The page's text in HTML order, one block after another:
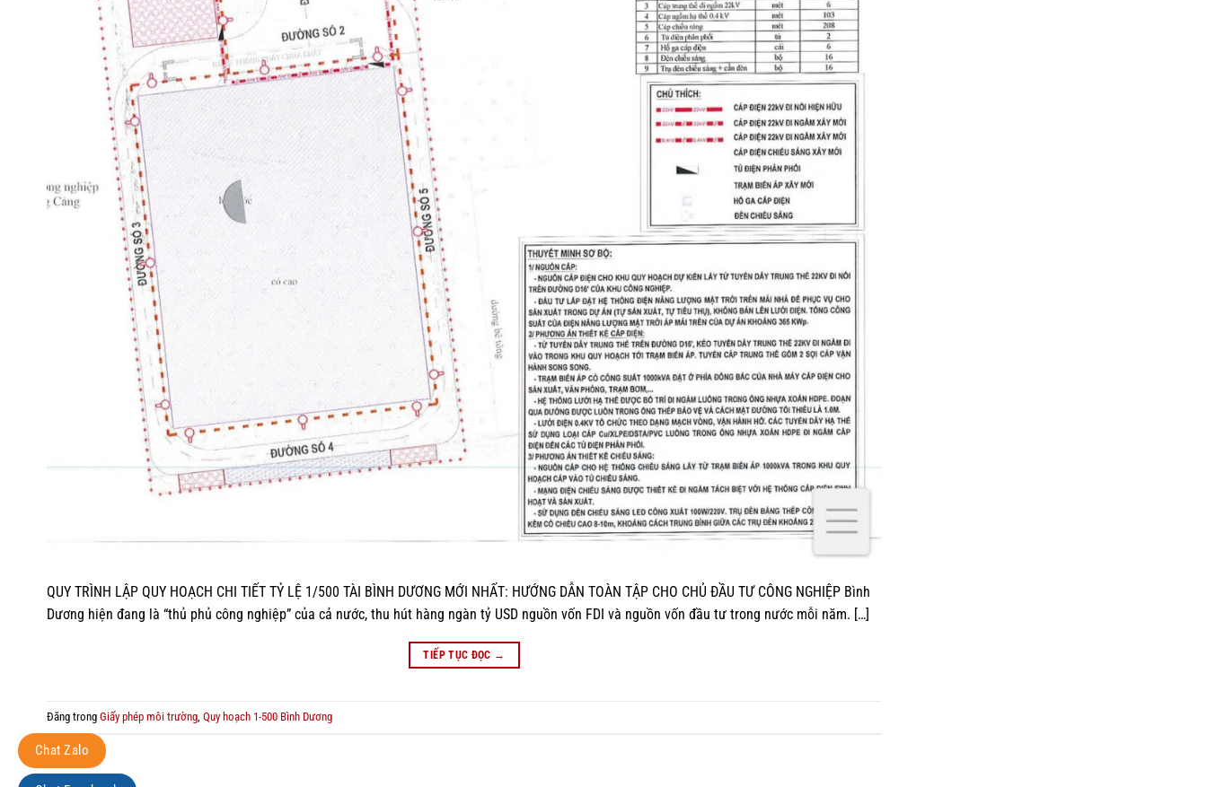
QUY TRÌNH LẬP QUY HOẠCH CHI TIẾT TỶ LỆ 1/500 TÀI BÌNH DƯƠNG MỚI NHẤT: HƯỚNG DẪN TOÀN TẬP CHO CHỦ ĐẦU TƯ CÔNG NGHIỆP Bình
Dương hiện đang là “thủ phủ công nghiệp” của cả nước, thu hút hàng ngàn tỷ USD nguồn vốn FDI và nguồn vốn đầu tư trong nước mỗi năm. […]
TIẾP TỤC ĐỌC →
Đăng trong Giấy phép môi trường Quy hoạch 1-500 Bình Dương
Chat Zalo